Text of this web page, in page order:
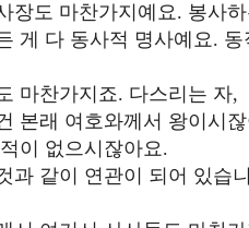
장도 마찬가지예요. 봉사
게 다 동사적 명사예요.
마찬가지죠. 다스리는 자,
본래 여호와께서 왕이시
이 없으시잖아요.
과 같이 연관이 되어 있습